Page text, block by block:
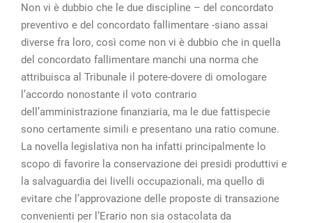
Non vi è dubbio che le due discipline – del concordato
preventivo e del concordato fallimentare -siano assai
diverse fra loro, così come non vi è dubbio che in quella
del concordato fallimentare manchi una norma che
attribuisca al Tribunale il potere-dovere di omologare
l’accordo nonostante il voto contrario
dell’amministrazione finanziaria, ma le due fattispecie
sono certamente simili e presentano una ratio comune.
La novella legislativa non ha infatti principalmente lo
scopo di favorire la conservazione dei presidi produttivi e
la salvaguardia dei livelli occupazionali, ma quello di
evitare che l’approvazione delle proposte di transazione
convenienti per l’Erario non sia ostacolata da